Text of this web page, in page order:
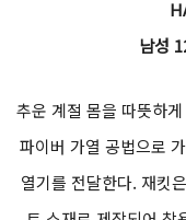
남성
추운 계절 몸을 따뜻하
파이버 가열 공법으로
열기를 전달한다. 재킷